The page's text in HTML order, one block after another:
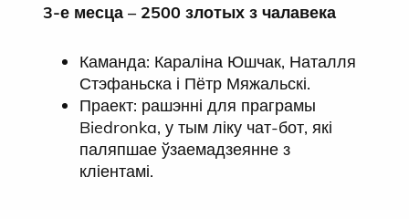
3-е месца – 2500 злотых з чалавека
Каманда: Караліна Юшчак, Наталля
Стэфаньска і Пётр Мяжальскі.
Праект: рашэнні для праграмы
Biedronka, у тым ліку чат-бот, які
паляпшае ўзаемадзеянне з
кліентамі.